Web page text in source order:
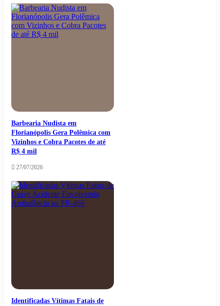
Barbearia Nudista em
Florianópolis Gera Polêmica com
Vizinhos e Cobra Pacotes de até
R$ 4 mil
27/07/2026
Identificadas Vítimas Fatais de